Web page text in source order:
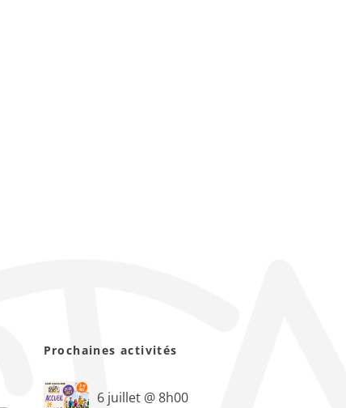
Prochaines activités
6 juillet @ 8h00